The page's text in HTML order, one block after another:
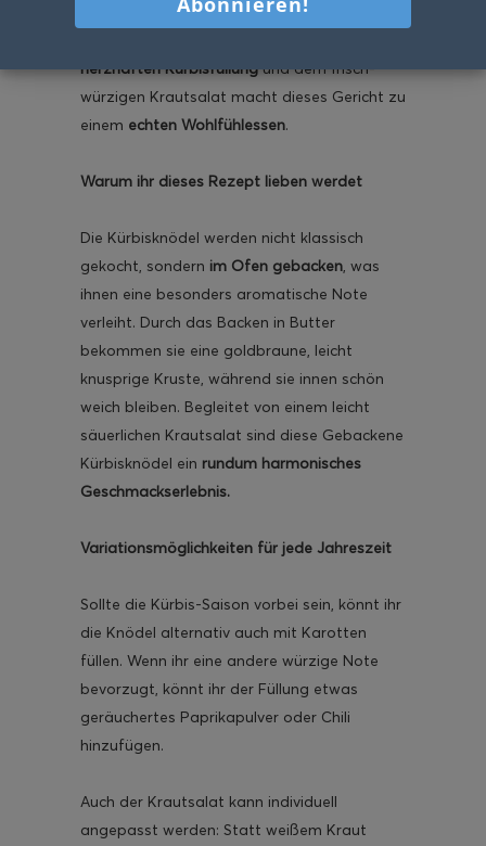
perfekt für kühlere Tage. Die Kombination
herzhaften Kürbisfüllungund dem frisch-
würzigen Krautsalat macht dieses Gericht zu
einem echten Wohlfühlessen.
Warum ihr dieses Rezept lieben werdet
Die Kürbisknödel werden nicht klassisch
gekocht, sondern im Ofen gebacken, was
ihnen eine besonders aromatische Note
verleiht. Durch das Backen in Butter
bekommen sie eine goldbraune, leicht
knusprige Kruste, während sie innen schön
weich bleiben. Begleitet von einem leicht
säuerlichen Krautsalat sind diese Gebackene
Kürbisknödel ein rundum harmonisches
Geschmackserlebnis.
Variationsmöglichkeiten für jede Jahreszeit
Sollte die Kürbis-Saison vorbei sein, könnt ihr
die Knödel alternativ auch mit Karotten
füllen. Wenn ihr eine andere würzige Note
bevorzugt, könnt ihr der Füllung etwas
geräuchertes Paprikapulver oder Chili
hinzufügen.
Auch der Krautsalat kann individuell
angepasst werden: Statt weißem Kraut